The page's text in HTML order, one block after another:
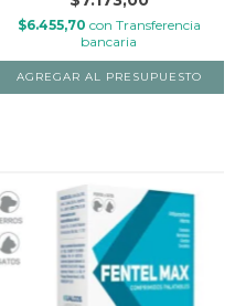
$6.455,70 con Transferencia
bancaria